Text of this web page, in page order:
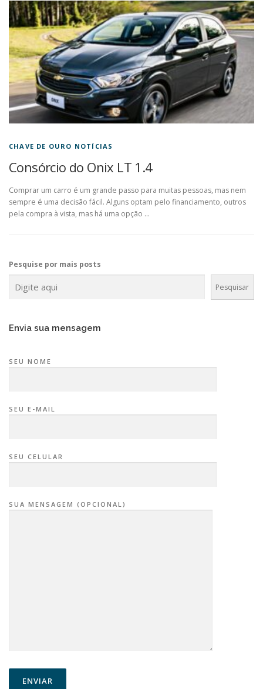
CHAVE DE OURO NOTÍCIAS
Consórcio do Onix LT 1.4
Comprar um carro é um grande passo para muitas pessoas, mas nem
sempre é uma decisão fácil. Alguns optam pelo financiamento, outros
pela compra à vista, mas há uma opção …
Pesquise por mais posts
Pesquisar
Envia sua mensagem
SEU NOME
SEU E-MAIL
SEU CELULAR
SUA MENSAGEM (OPCIONAL)